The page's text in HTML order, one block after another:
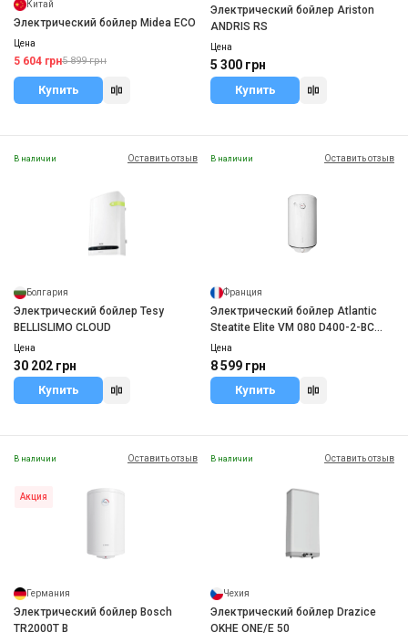
Китай
Электрический бойлер Midea ECO
Цена
5 604 грн5 899 грн
Купить
Электрический бойлер Ariston
ANDRIS RS
Цена
5 300 грн
Купить
В наличии Оставить отзыв
Болгария
Электрический бойлер Tesy
BELLISLIMO CLOUD
Цена
30 202 грн
Купить
В наличии Оставить отзыв
Франция
Электрический бойлер Atlantic
Steatite Elite VM 080 D400-2-BC
(1500W)
Цена
8 599 грн
Купить
В наличии Оставить отзыв
Акция
Германия
Электрический бойлер Bosch
TR2000T B
В наличии Оставить отзыв
Чехия
Электрический бойлер Drazice
OKHE ONE/E 50